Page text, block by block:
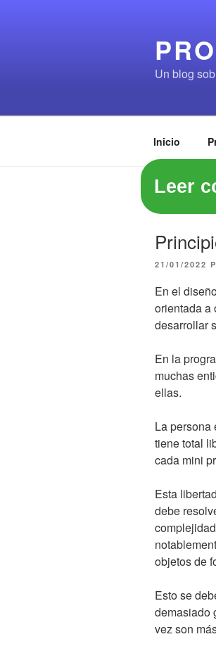
Un blog
Inicio
Leer
PUBLICADO
21/01/2022
En el
orientada a
desarrollar
En la
muchas
ellas.
La persona
tiene total
cada mini
Esta
debe
objetos de
Esto se
demasiado
vez son